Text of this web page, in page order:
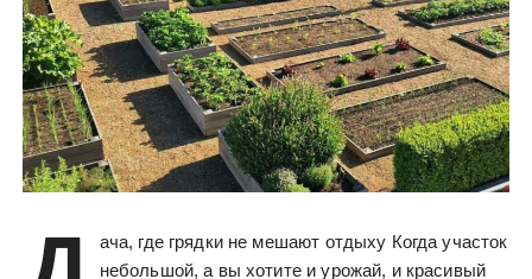
ача, где грядки не мешают отдыху Когда участок
небольшой, а вы хотите и урожай, и красивый